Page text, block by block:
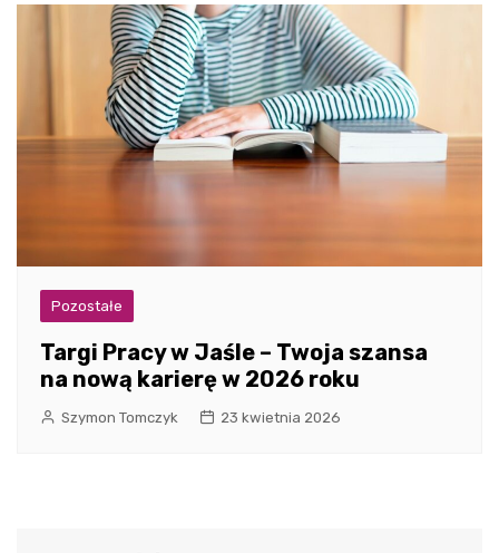
Pozostałe
Targi Pracy w Jaśle – Twoja szansa
na nową karierę w 2026 roku
Szymon Tomczyk 23 kwietnia 2026